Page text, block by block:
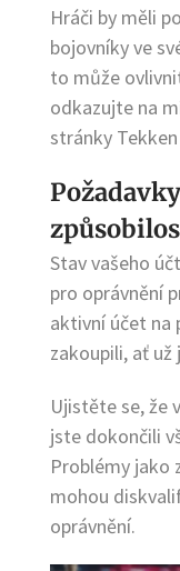
Hráči by měli
bojovníky ve
to může
odkazujte na
stránky
Stav vašeho
pro oprávnění
aktivní účet na
zakoupili, ať už
Ujistěte se, že
jste dokončili
Problémy jako
mohou
oprávnění.